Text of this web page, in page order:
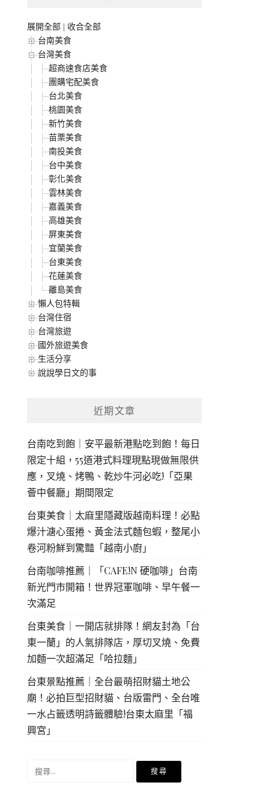
展開全部
收合全部
台南美食
台灣美食
超商速食店美食
團購宅配美食
台北美食
桃園美食
新竹美食
苗栗美食
南投美食
台中美食
彰化美食
雲林美食
嘉義美食
高雄美食
屏東美食
宜蘭美食
台東美食
花蓮美食
離島美食
懶人包特輯
台灣住宿
台灣旅遊
國外旅遊美食
生活分享
說說學日文的事
近期文章
台南吃到飽｜安平最新港點吃到飽！每日
限定十組，55道港式料理現點現做無限供
應，叉燒、烤鴨、乾炒牛河必吃!「亞果
薈中餐廳」期間限定
台東美食｜太麻里隱藏版越南料理！必點
爆汁溏心蛋捲、黃金法式麵包蝦，整尾小
卷河粉鮮到驚豔「越南小廚」
台南咖啡推薦｜「CAFE!N 硬咖啡」台南
新光門市開箱！世界冠軍咖啡、早午餐一
次滿足
台東美食｜一開店就排隊！網友封為「台
東一蘭」的人氣排隊店，厚切叉燒、免費
加麵一次超滿足「哈拉麵」
台東景點推薦｜全台最萌招財貓土地公
廟！必拍巨型招財貓、台版雷門、全台唯
一水占籤透明詩籤體驗!台東太麻里「福
興宮」